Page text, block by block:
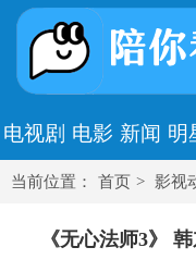
电视剧 电影 新闻 明
当前位置： 首页 > 影视
《无心法师3》